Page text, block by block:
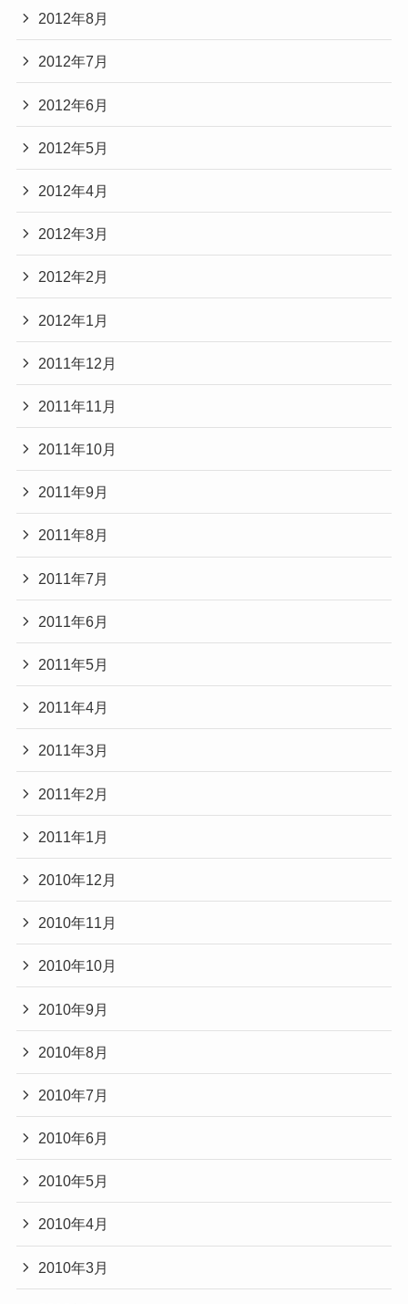
2012年8月
2012年7月
2012年6月
2012年5月
2012年4月
2012年3月
2012年2月
2012年1月
2011年12月
2011年11月
2011年10月
2011年9月
2011年8月
2011年7月
2011年6月
2011年5月
2011年4月
2011年3月
2011年2月
2011年1月
2010年12月
2010年11月
2010年10月
2010年9月
2010年8月
2010年7月
2010年6月
2010年5月
2010年4月
2010年3月